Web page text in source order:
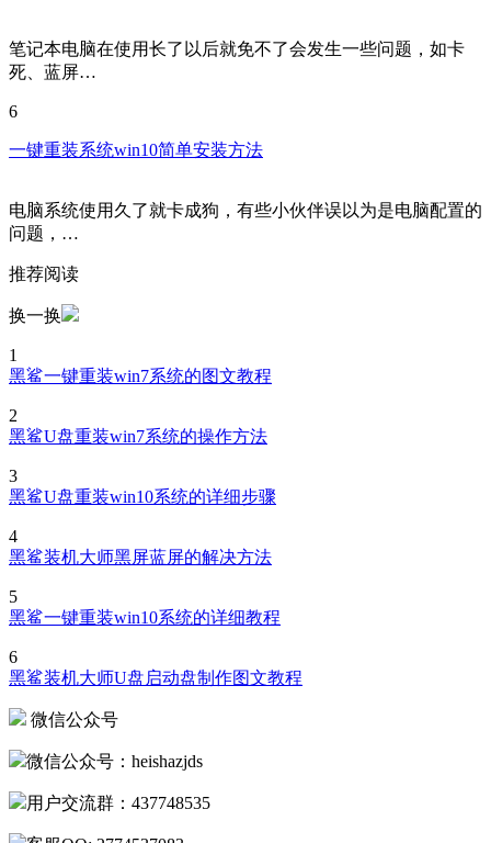
笔记本电脑在使用长了以后就免不了会发生一些问题，如卡
死、蓝屏…
6
一键重装系统win10简单安装方法
电脑系统使用久了就卡成狗，有些小伙伴误以为是电脑配置的
问题，…
推荐阅读
换一换
1
黑鲨一键重装win7系统的图文教程
2
黑鲨U盘重装win7系统的操作方法
3
黑鲨U盘重装win10系统的详细步骤
4
黑鲨装机大师黑屏蓝屏的解决方法
5
黑鲨一键重装win10系统的详细教程
6
黑鲨装机大师U盘启动盘制作图文教程
微信公众号
微信公众号：heishazjds
用户交流群：437748535